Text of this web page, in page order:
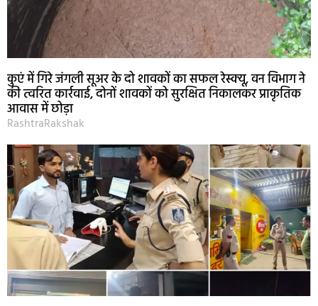
कुएं में गिरे जंगली सूअर के दो शावकों का सफल रेस्क्यू, वन विभाग ने
की त्वरित कार्रवाई, दोनों शावकों को सुरक्षित निकालकर प्राकृतिक
आवास में छोड़ा
RashtraRakshak